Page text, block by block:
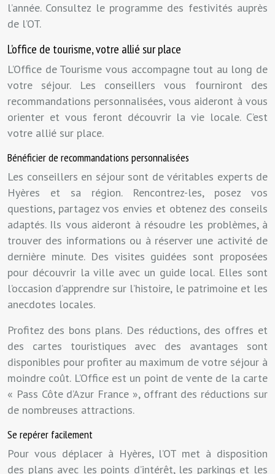
l’année. Consultez le programme des festivités auprès
de l’OT.
L’office de tourisme, votre allié sur place
L’Office de Tourisme vous accompagne tout au long de
votre séjour. Les conseillers vous fourniront des
recommandations personnalisées, vous aideront à vous
orienter et vous feront découvrir la vie locale. C’est
votre allié sur place.
Bénéficier de recommandations personnalisées
Les conseillers en séjour sont de véritables experts de
Hyères et sa région. Rencontrez-les, posez vos
questions, partagez vos envies et obtenez des conseils
adaptés. Ils vous aideront à résoudre les problèmes, à
trouver des informations ou à réserver une activité de
dernière minute. Des visites guidées sont proposées
pour découvrir la ville avec un guide local. Elles sont
l’occasion d’apprendre sur l’histoire, le patrimoine et les
anecdotes locales.
Profitez des bons plans. Des réductions, des offres et
des cartes touristiques avec des avantages sont
disponibles pour profiter au maximum de votre séjour à
moindre coût. L’Office est un point de vente de la carte
« Pass Côte d’Azur France », offrant des réductions sur
de nombreuses attractions.
Se repérer facilement
Pour vous déplacer à Hyères, l’OT met à disposition
des plans avec les points d’intérêt, les parkings et les